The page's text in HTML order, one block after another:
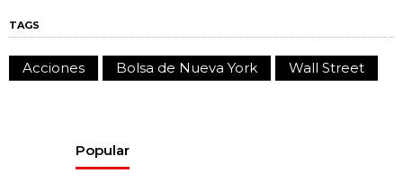
TAGS
Acciones Bolsa de Nueva York Wall Street
Popular